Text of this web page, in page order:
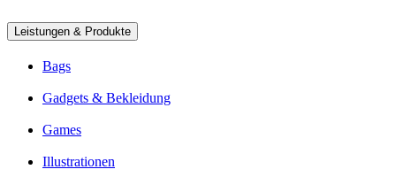
Leistungen & Produkte
Bags
Gadgets & Bekleidung
Games
Illustrationen